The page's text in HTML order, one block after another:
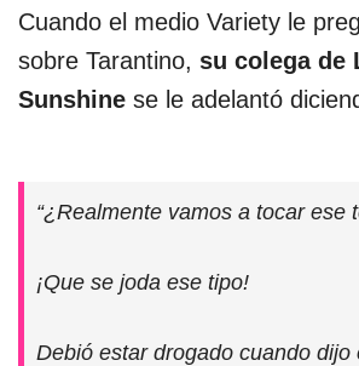
Cuando el medio Variety le
sobre Tarantino, su colega de
Sunshine se le adelantó
“¿Realmente vamos a tocar ese
¡Que se joda ese tipo!
Debió estar drogado cuando